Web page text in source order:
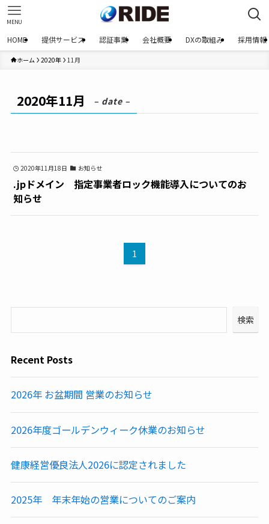
MENU
HOME 提供サービス 認証事業 会社概要 DXの取組み 採用情報
ホーム 2020年 11月
2020年11月 – date –
2020年11月18日 お知らせ
.jpドメイン 指定事業者ロック機能導入についてのお
知らせ
1
検索
Recent Posts
2026年 お盆期間 営業のお知らせ
2026年度ゴールデンウィーク休業のお知らせ
健康経営優良法人2026に認定されました
2025年 年末年始の営業についてのご案内